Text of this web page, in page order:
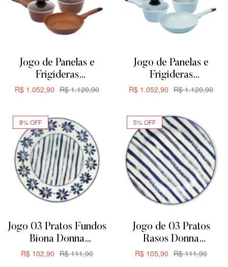
Jogo de Panelas e
Frigideras
Antiaderente de
R$1.120,90
R$ 1.052,90
Jogo de Panelas e
Frigideras
Antiaderente de
R$1.120,90
R$ 1.052,90
8% OFF
Jogo 03 Pratos Fundos
Biona Donna
Margaridas 21,5cm
R$111,90
R$ 102,90
5% OFF
Jogo de 03 Pratos
Rasos Donna
Margaridas Biona
R$111,90
R$ 105,90